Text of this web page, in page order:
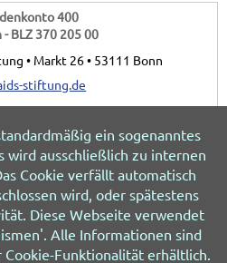
400
- BLZ 370 205 00
• Markt 26 • 53111 Bonn
stiftung.de
Impressum
Datenschutz
Sitemap Letzte Änderung 06.08.2026
ein sogenanntes
wird ausschließlich zu internen
Cookie verfällt automatisch
wird, oder spätestens
Diese Webseite verwendet
Alle Informationen sind
Funktionalität erhältlich.